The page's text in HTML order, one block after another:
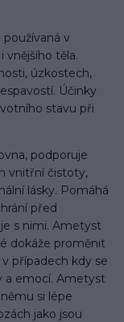
v
vnějšího těla.
úzkostech,
Účinky
stavu při
podporuje
vnitřní čistoty,
lásky. Pomáhá
před
s nimi. Ametyst
dokáže proměnit
případech kdy se
a emocí. Ametyst
si lépe
jako jsou